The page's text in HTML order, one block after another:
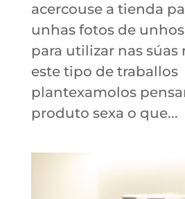
acercouse a tienda
unhas fotos de
para utilizar nas súas
este tipo de traballos
plantexamolos
produto sexa o que...